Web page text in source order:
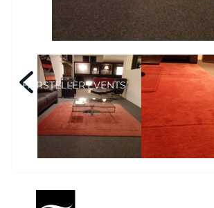
HERSTELLEREVENTS
EVENTS
STYLES
RHEINWERK
Senden
Königswinterer Str. 319
53639 Königswinter-Ittenbach
0 22 23 - 91 89 0
Di.-Fr. 10-18 Uhr
Montag geschlossen